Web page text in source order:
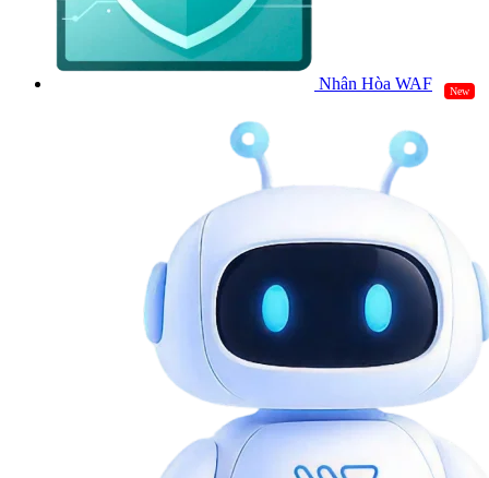
Nhân Hòa WAF New